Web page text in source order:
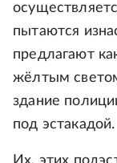
пытаются
предлагают
жёлтым
здание
под эстакадой.